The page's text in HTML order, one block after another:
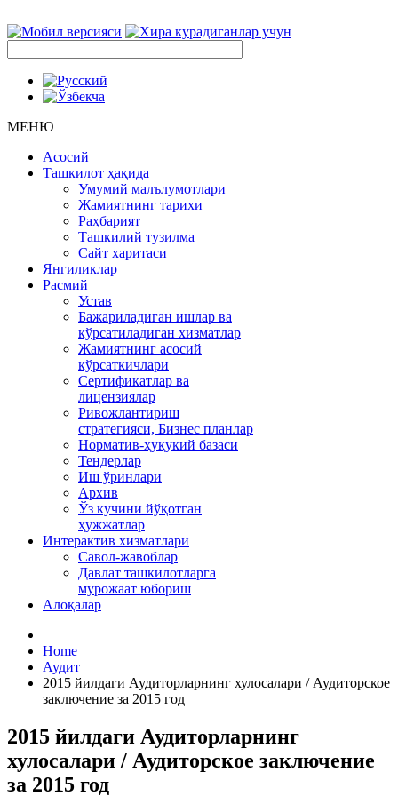
МЕНЮ
Асосий
Ташкилот ҳақида
Умумий малълумотлари
Жамиятнинг тарихи
Раҳбарият
Ташкилий тузилма
Сайт харитаси
Янгиликлар
Расмий
Устав
Бажариладиган ишлар ва
кўрсатиладиган хизматлар
Жамиятнинг асосий
кўрсаткичлари
Сертификатлар ва
лицензиялар
Ривожлантириш
стратегияси, Бизнес планлар
Норматив-ҳуқукий базаси
Тендерлар
Иш ўринлари
Архив
Ўз кучини йўқотган
ҳужжатлар
Интерактив хизматлари
Савол-жавоблар
Давлат ташкилотларга
мурожаат юбориш
Алоқалар
Home
Аудит
2015 йилдаги Аудиторларнинг хулосалари / Аудиторское
заключение за 2015 год
2015 йилдаги Аудиторларнинг
хулосалари / Аудиторское заключение
за 2015 год